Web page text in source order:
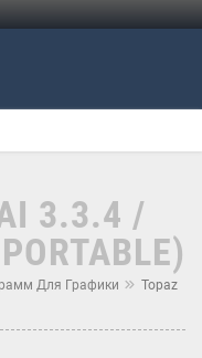
3.3.4 /
Для Графики
Topaz